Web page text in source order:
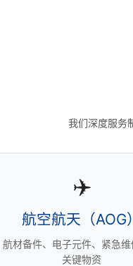
我们深度服务
✈️
航空航天（AOG）
航材备件、电子元件、紧急
关键物资